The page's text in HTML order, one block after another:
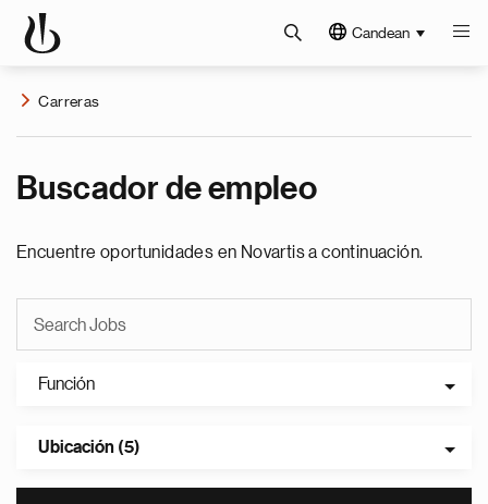
Candean
Carreras
Buscador de empleo
Encuentre oportunidades en Novartis a continuación.
Función
Ubicación (5)